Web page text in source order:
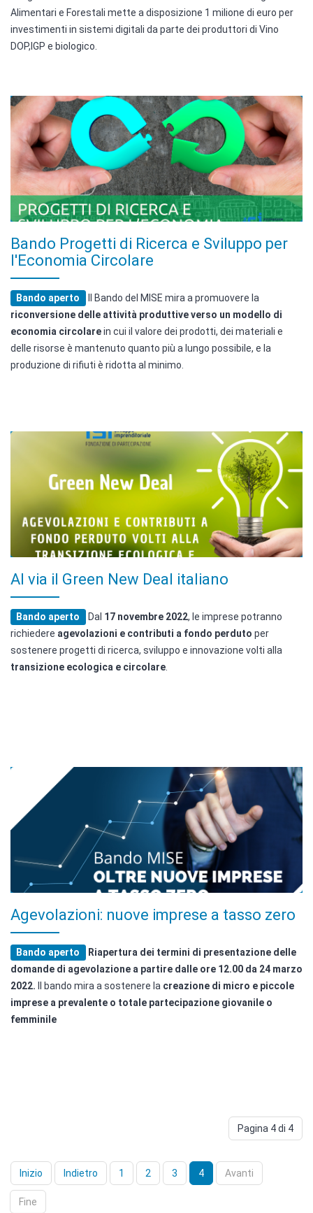
Alimentari e Forestali mette a disposizione 1 milione di euro per
investimenti in sistemi digitali da parte dei produttori di Vino
DOP,IGP e biologico.
Bando Progetti di Ricerca e Sviluppo per
l'Economia Circolare
Bando aperto
Il Bando del MISE mira a promuovere la
riconversione delle attività produttive verso un modello di
economia circolarein cui il valore dei prodotti, dei materiali e
delle risorse è mantenuto quanto più a lungo possibile, e la
produzione di rifiuti è ridotta al minimo.
Al via il Green New Deal italiano
Bando aperto Dal 17 novembre 2022, le imprese potranno
richiedere agevolazioni e contributi a fondo perduto per
sostenere progetti di ricerca, sviluppo e innovazione volti alla
transizione ecologica e circolare.
Agevolazioni: nuove imprese a tasso zero
Bando aperto
Riapertura dei termini di presentazione delle
domande di agevolazione a partire dalle ore 12.00 da 24 marzo
2022. Il bando mira a sostenere la creazione di micro e piccole
imprese a prevalente o totale partecipazione giovanile o
femminile
Pagina 4 di 4
Inizio Indietro 1 2 3 4 Avanti
Fine